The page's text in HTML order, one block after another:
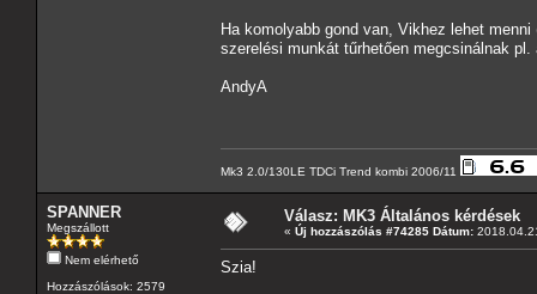
Ha komolyabb gond van, Vikhez lehet
szerelési munkát tűrhetően megcsinálnak
AndyA
Mk3 2.0/130LE TDCi Trend kombi 2006/11
SPANNER
Megszállott
Nem elérhető
Hozzászólások: 2579
Válasz: MK3 Általános kérdések
« Új hozzászólás #74285 Dátum:
Szia!